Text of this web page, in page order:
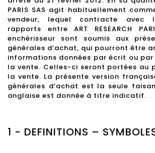
PARIS SAS agit habituellement
vendeur, lequel contracte avec
rapports entre ART RESEARCH
enchérisseur sont soumis aux
générales d’achat, qui pourront être
informations données par écrit ou
la vente. Celles-ci seront portées au
la vente. La présente version
générales d’achat est la seule
anglaise est donnée à titre indicatif.
1 - DEFINITIONS –